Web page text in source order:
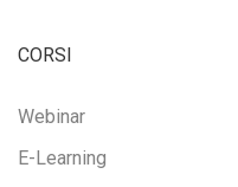
CORSI
Webinar
E-Learning